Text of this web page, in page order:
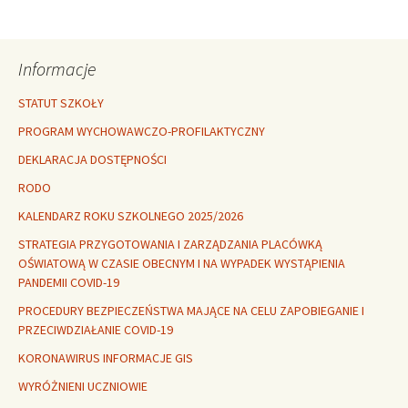
Informacje
STATUT SZKOŁY
PROGRAM WYCHOWAWCZO-PROFILAKTYCZNY
DEKLARACJA DOSTĘPNOŚCI
RODO
KALENDARZ ROKU SZKOLNEGO 2025/2026
STRATEGIA PRZYGOTOWANIA I ZARZĄDZANIA PLACÓWKĄ
OŚWIATOWĄ W CZASIE OBECNYM I NA WYPADEK WYSTĄPIENIA
PANDEMII COVID-19
PROCEDURY BEZPIECZEŃSTWA MAJĄCE NA CELU ZAPOBIEGANIE I
PRZECIWDZIAŁANIE COVID-19
KORONAWIRUS INFORMACJE GIS
WYRÓŻNIENI UCZNIOWIE